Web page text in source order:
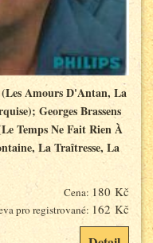
(Les Amours D'Antan, La
Georges Brassens
Temps Ne Fait Rien À
La Traîtresse, La
Cena: 180 Kč
pro registrované: 162 Kč